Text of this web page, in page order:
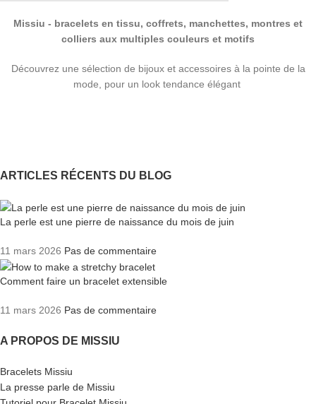
Missiu - bracelets en tissu, coffrets, manchettes, montres et
colliers aux multiples couleurs et motifs
Découvrez une sélection de bijoux et accessoires à la pointe de la
mode, pour un look tendance élégant
ARTICLES RÉCENTS DU BLOG
La perle est une pierre de naissance du mois de juin
11 mars 2026 Pas de commentaire
Comment faire un bracelet extensible
11 mars 2026 Pas de commentaire
A PROPOS DE MISSIU
Bracelets Missiu
La presse parle de Missiu